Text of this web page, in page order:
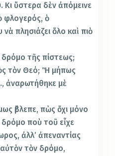
Κι ὕστερα δὲν ἀπόμεινε
φλογερός, ὁ
πλησιάζει ὅλο καὶ πιὸ
τῆς πίστεως;
τὸν Θεό; Ἢ μήπως
ἀναρωτήθηκε μὲ
πὼς ὄχι μόνο
δρόμο ποὺ τοῦ εἶχε
ἀλλ’ ἀπεναντίας
τὸν δρόμο,